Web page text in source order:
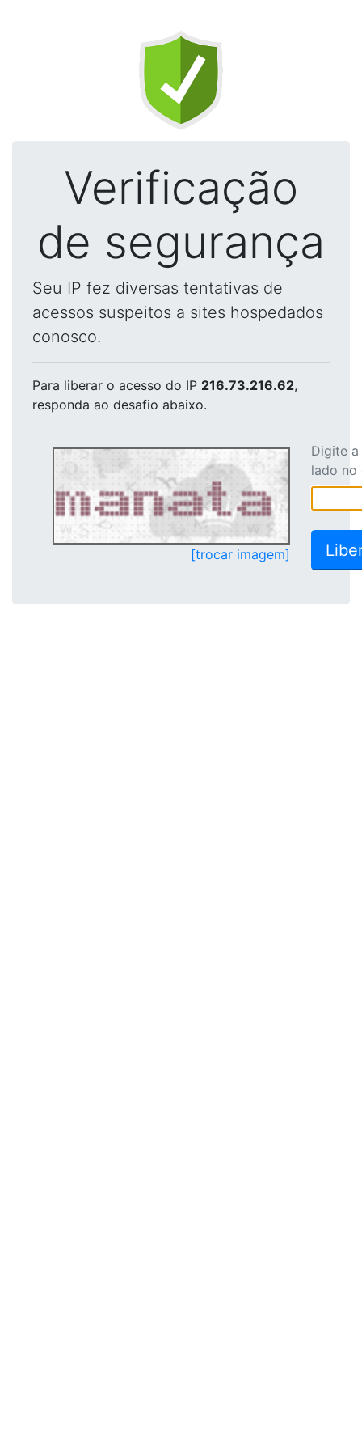
Verificação
de segurança
Seu IP fez diversas tentativas de
acessos suspeitos a sites hospedados
conosco.
Para liberar o acesso do IP 216.73.216.62,
responda ao desafio abaixo.
[trocar imagem]
Digite
lado no